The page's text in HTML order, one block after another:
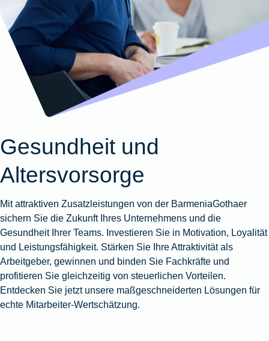
Wohnungsschutzbrief
Zur
Produktübersicht
Gewässerschadenhaftpflicht
Zur
Produktübersicht
Produktübersicht
Reisehaftpflichtversicherung
Reiserücktrittsversicherung
Produktübersicht
Produktübersicht
Produktübersicht
Produktübersicht
Montageversicherung
Zur
Produktübersicht
Gruppenunfall für
Betriebe
Gruppenunfall für
Produktübersicht
Kunstversicherung
Ausstellungsversicherung
Valorenversicherung
Oldtimersammlungsversicherung
Zur
Gesundheit und
Altersvorsorge
Mit attraktiven Zusatzleistungen von der BarmeniaGothaer
sichern Sie die Zukunft Ihres Unternehmens und die
Gesundheit Ihrer Teams. Investieren Sie in Motivation, Loyalität
und Leistungsfähigkeit. Stärken Sie Ihre Attraktivität als
Arbeitgeber, gewinnen und binden Sie Fachkräfte und
profitieren Sie gleichzeitig von steuerlichen Vorteilen.
Entdecken Sie jetzt unsere maßgeschneiderten Lösungen für
echte Mitarbeiter-Wertschätzung.